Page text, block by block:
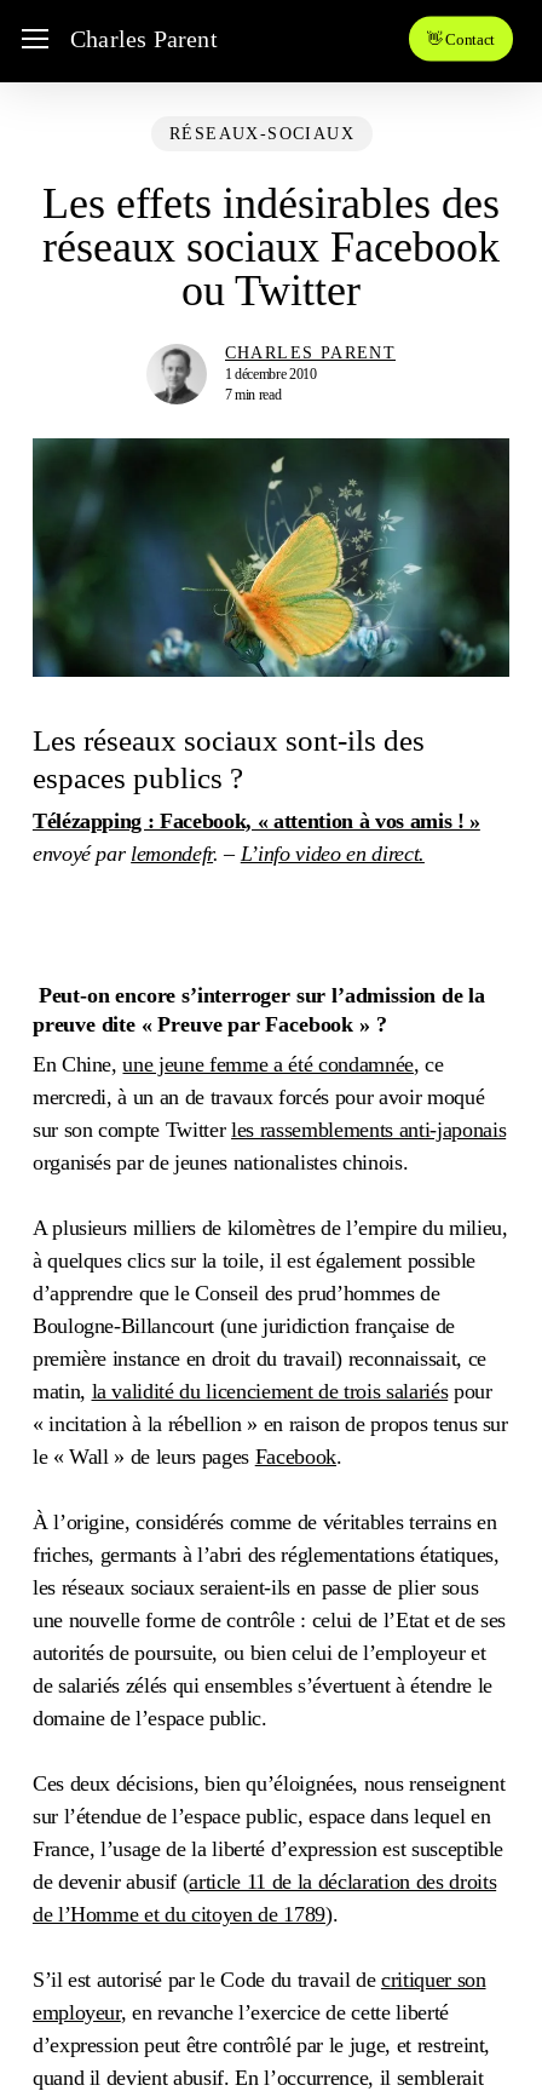
main
Menu Charles Parent 👋 Contact
RÉSEAUX-SOCIAUX
Les effets indésirables des
réseaux sociaux Facebook
ou Twitter
CHARLES PARENT
1 décembre 2010
7 min read
Les réseaux sociaux sont-ils des
espaces publics ?
Télézapping : Facebook, « attention à vos amis ! »
envoyé par lemondefr. – L’info video en direct.
Peut-on encore s’interroger sur l’admission de la
preuve dite « Preuve par Facebook » ?
En Chine,une jeune femme a été condamnée, ce
mercredi, à un an de travaux forcés pour avoir moqué
sur son compte Twitterles rassemblements anti-japonais
organisés par de jeunes nationalistes chinois.
A plusieurs milliers de kilomètres de l’empire du milieu,
à quelques clics sur la toile, il est également possible
d’apprendre que le Conseil des prud’hommes de
Boulogne-Billancourt (une juridiction française de
première instance en droit du travail) reconnaissait, ce
matin, la validité du licenciement de trois salariéspour
« incitation à la rébellion » en raison de propos tenus sur
le « Wall » de leurs pages Facebook.
À l’origine, considérés comme de véritables terrains en
friches, germants à l’abri des réglementations étatiques,
les réseaux sociaux seraient-ils en passe de plier sous
une nouvelle forme de contrôle : celui de l’Etat et de ses
autorités de poursuite, ou bien celui de l’employeur et
de salariés zélés qui ensembles s’évertuent à étendre le
domaine de l’espace public.
Ces deux décisions, bien qu’éloignées, nous renseignent
sur l’étendue de l’espace public, espace dans lequel en
France, l’usage de la liberté d’expression est susceptible
de devenir abusif (article 11 de la déclaration des droits
de l’Homme et du citoyen de 1789).
S’il est autorisé par le Code du travail de critiquer son
employeur, en revanche l’exercice de cette liberté
d’expression peut être contrôlé par le juge, et restreint,
quand il devient abusif. En l’occurrence, il semblerait